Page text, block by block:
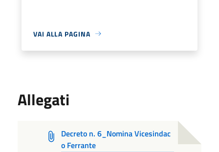
VAI ALLA PAGINA
Allegati
Decreto n. 6_Nomina Vicesindac
o Ferrante